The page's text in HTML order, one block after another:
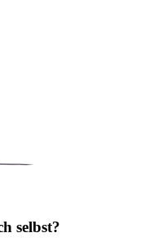
selbst?